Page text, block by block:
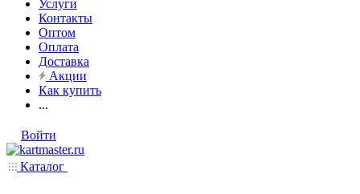
Услуги
Контакты
Оптом
Оплата
Доставка
Акции
Как купить
...
Войти
Каталог